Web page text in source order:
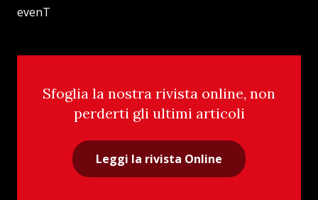
evenT
Sfoglia la nostra rivista online, non
perderti gli ultimi articoli
Leggi la rivista Online